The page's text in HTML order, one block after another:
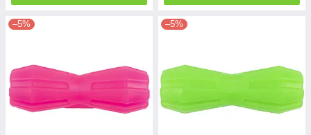
–5% –5%